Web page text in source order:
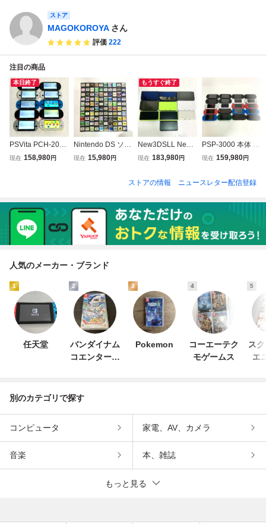
ストア
MAGOKOROYA さん
評価 222
注目の商品
本日終了
PSVita PCH-2000
本体 10台 まとめ
現在 158,980円
Nintendo DS ソフ
ト 100点 まとめ売
現在 15,980円
もうすぐ終了
New3DSLL New3
DS 本体 計10台 ま
o console RED-00
現在 183,980円
PSP-3000 本体 20
台 まとめ 動作未
SONY プレイステ
ル PSP3000 cons
ole バッテリー無
現在 159,980円
ストアの情報 ニュースレター配信登録
人気のメーカー・ブランド
1
任天堂
2
バンダイナム
コエンターテ
3
Pokemon
4
コーエーテク
モゲームス
5
ス
エ
別のカテゴリで探す
コンピュータ 家電、AV、カメラ
音楽 本、雑誌
もっと見る